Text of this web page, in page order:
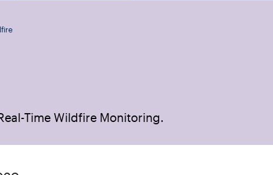
Time Wildfire Monitoring.